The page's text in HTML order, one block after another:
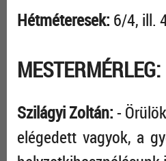
Hétméteresek: 6/4, ill.
MESTERMÉRLEG:
Szilágyi Zoltán:-
elégedett vagyok, a